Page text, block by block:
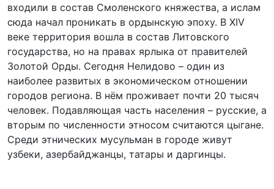
входили в состав Смоленского княжества, а ислам
сюда начал проникать в ордынскую эпоху. В XIV
веке территория вошла в состав Литовского
государства, но на правах ярлыка от правителей
Золотой Орды. Сегодня Нелидово – один из
наиболее развитых в экономическом отношении
городов региона. В нём проживает почти 20 тысяч
человек. Подавляющая часть населения – русские, а
вторым по численности этносом считаются цыгане.
Среди этнических мусульман в городе живут
узбеки, азербайджанцы, татары и даргинцы.